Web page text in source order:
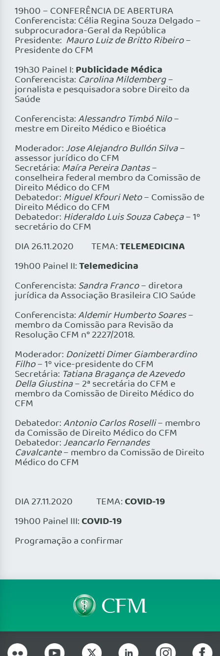
19h00 – CONFERÊNCIA DE ABERTURA
Conferencista: Célia Regina Souza Delgado –
subprocuradora-Geral da República
Presidente: Mauro Luiz de Britto Ribeiro–
Presidente do CFM
19h30 Painel I: Publicidade Médica
Conferencista: Carolina Mildemberg–
jornalista e pesquisadora sobre Direito da
Saúde
Conferencista:Alessandro Timbó Nilo–
mestre em Direito Médico e Bioética
Moderador:Jose Alejandro Bullón Silva–
assessor jurídico do CFM
Secretária: Maíra Pereira Dantas–
conselheira federal membro da Comissão de
Direito Médico do CFM
Debatedor: Miguel Kfouri Neto– Comissão de
Direito Médico do CFM
Debatedor: Hideraldo Luis Souza Cabeça– 1º
secretário do CFM
DIA 26.11.2020 TEMA:TELEMEDICINA
19h00 Painel II:Telemedicina
Conferencista: Sandra Franco– diretora
jurídica da Associação Brasileira CIO Saúde
Conferencista:Aldemir Humberto Soares–
membro da Comissão para Revisão da
Resolução CFM n° 2227/2018.
Moderador: Donizetti Dimer Giamberardino
Filho– 1º vice-presidente do CFM
Secretária: Tatiana Bragança de Azevedo
Della Giustina– 2ª secretária do CFM e
membro da Comissão de Direito Médico do
CFM
Debatedor:Antonio Carlos Roselli– membro
da Comissão de Direito Médico do CFM
Debatedor:Jeancarlo Fernandes
Cavalcante– membro da Comissão de Direito
Médico do CFM
DIA 27.11.2020 TEMA:COVID-19
19h00 Painel III:COVID-19
Programação a confirmar